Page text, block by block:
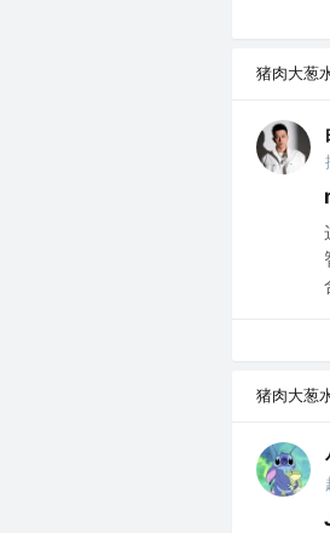
猪肉大葱
猪肉大葱